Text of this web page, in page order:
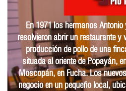
En 1971 los hermanos Antonio
resolvieron abrir un restaurante y
producción de pollo de una
situada al oriente de Popayán,
Moscopán, en Fucha. Los
negocio en un pequeño local,